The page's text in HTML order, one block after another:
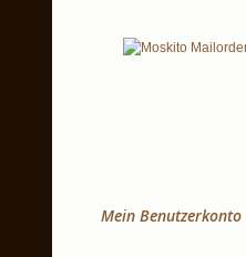
Mein Benutzerkonto